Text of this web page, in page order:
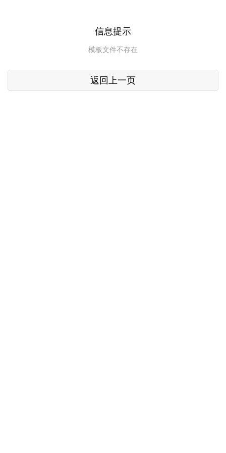
信息提示
模板文件不存在
返回上一页